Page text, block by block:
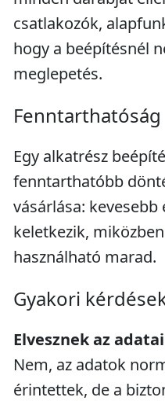
csatlakozók,
hogy a beépítésnél
meglepetés.
Fenntarthatóság
Egy alkatrész
fenntarthatóbb
vásárlása:
keletkezik,
használható marad.
Gyakori
Elvesznek az
Nem, az adatok
érintettek, de a